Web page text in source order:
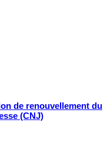
de renouvellement du
(CNJ)